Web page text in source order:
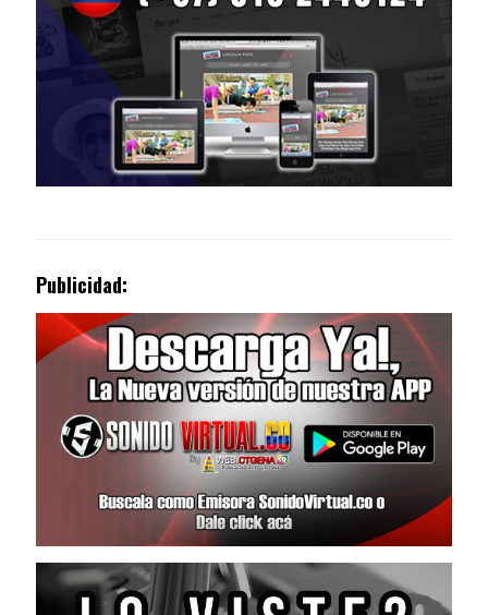
Publicidad: